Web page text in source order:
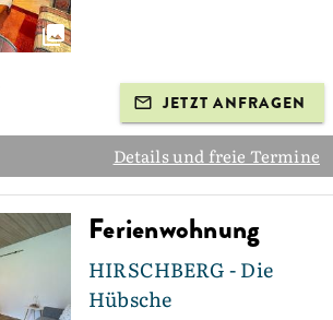
JETZT ANFRAGEN
Details und freie Termine
Ferienwohnung
HIRSCHBERG - Die
Hübsche